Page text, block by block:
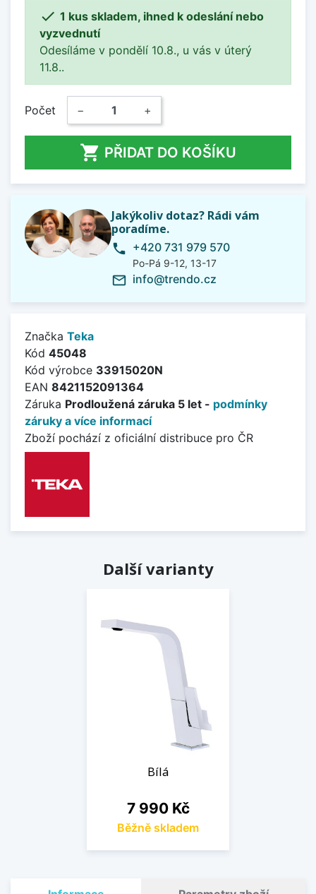
 1 kus skladem, ihned k odeslání nebo
vyzvednutí
Odesíláme v pondělí 10.8., u vás v úterý
11.8..
Počet − +
 PŘIDAT DO KOŠÍKU
Jakýkoliv dotaz? Rádi vám
poradíme.
phone +420 731 979 570
Po-Pá 9-12, 13-17
mail_outline info@trendo.cz
Značka Teka
Kód 45048
Kód výrobce 33915020N
EAN 8421152091364
Záruka Prodloužená záruka 5 let - podmínky
záruky a více informací
Zboží pochází z oficiální distribuce pro ČR
Další varianty
Bílá
Cena
7 990 Kč
Běžně skladem